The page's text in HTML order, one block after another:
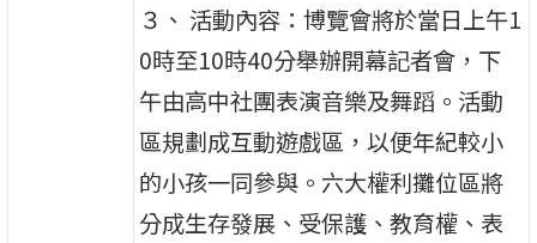
３、 活動內容：博覽會將於當日上午1
0時至10時40分舉辦開幕記者會，下
午由高中社團表演音樂及舞蹈。活動
區規劃成互動遊戲區，以便年紀較小
的小孩一同參與。六大權利攤位區將
分成生存發展、受保護、教育權、表